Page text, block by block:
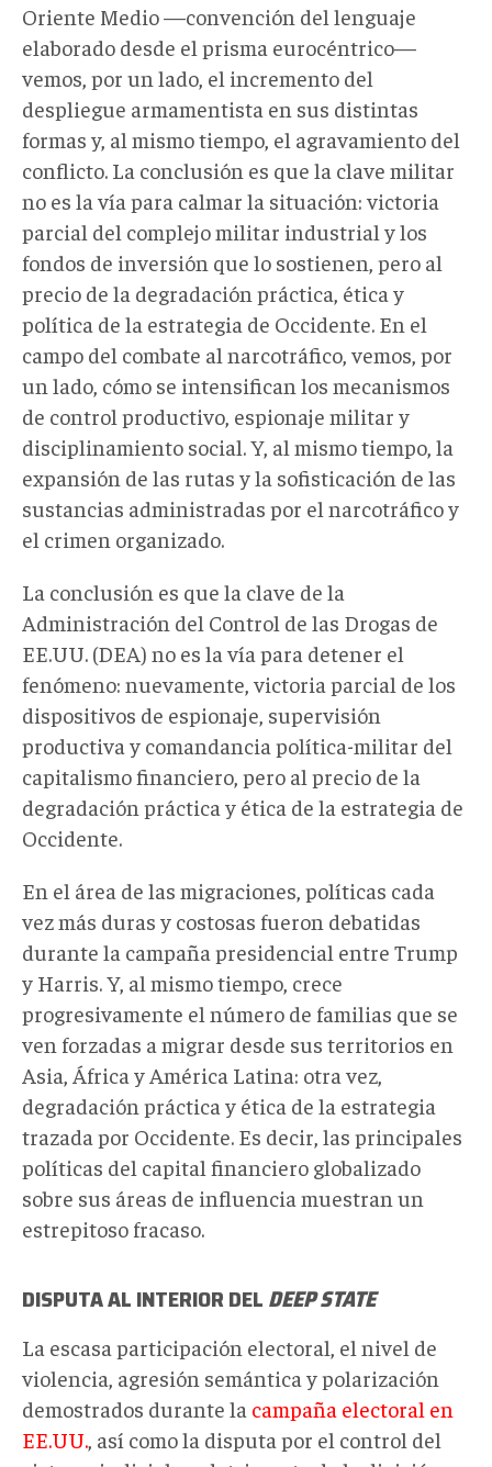
Oriente Medio —convención del lenguaje
elaborado desde el prisma eurocéntrico—
vemos, por un lado, el incremento del
despliegue armamentista en sus distintas
formas y, al mismo tiempo, el agravamiento del
conflicto. La conclusión es que la clave militar
no es la vía para calmar la situación: victoria
parcial del complejo militar industrial y los
fondos de inversión que lo sostienen, pero al
precio de la degradación práctica, ética y
política de la estrategia de Occidente. En el
campo del combate al narcotráfico, vemos, por
un lado, cómo se intensifican los mecanismos
de control productivo, espionaje militar y
disciplinamiento social. Y, al mismo tiempo, la
expansión de las rutas y la sofisticación de las
sustancias administradas por el narcotráfico y
el crimen organizado.
La conclusión es que la clave de la
Administración del Control de las Drogas de
EE.UU. (DEA) no es la vía para detener el
fenómeno: nuevamente, victoria parcial de los
dispositivos de espionaje, supervisión
productiva y comandancia política-militar del
capitalismo financiero, pero al precio de la
degradación práctica y ética de la estrategia de
Occidente.
En el área de las migraciones, políticas cada
vez más duras y costosas fueron debatidas
durante la campaña presidencial entre Trump
y Harris. Y, al mismo tiempo, crece
progresivamente el número de familias que se
ven forzadas a migrar desde sus territorios en
Asia, África y América Latina: otra vez,
degradación práctica y ética de la estrategia
trazada por Occidente. Es decir, las principales
políticas del capital financiero globalizado
sobre sus áreas de influencia muestran un
estrepitoso fracaso.
DISPUTA AL INTERIOR DELDEEP STATE
La escasa participación electoral, el nivel de
violencia, agresión semántica y polarización
demostrados durante la campaña electoral en
EE.UU. , así como la disputa por el control del